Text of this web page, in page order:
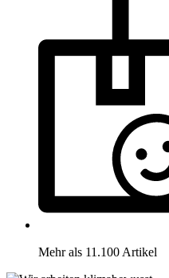
Mehr als 11.100 Artikel